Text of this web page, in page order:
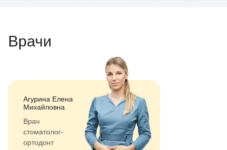
Врачи
Агурина Елена
Михайловна
Врач
стоматолог-
ортодонт